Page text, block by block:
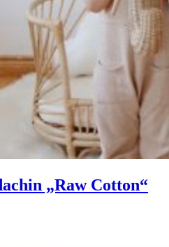
„Raw Cotton“